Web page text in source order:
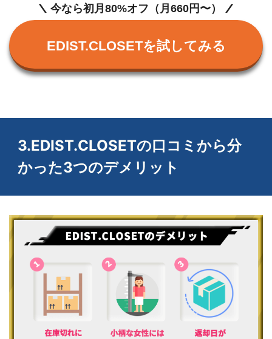
Web上での意見
Twitterでの意見
引用元のツイートを見る
ライター小田
洗濯もしやすく、扱いやすい生地なのは便
今なら初月80%オフ（月660円〜）
EDIST.CLOSETを試してみる
3.EDIST.CLOSETの口コミから分
かった3つのデメリット